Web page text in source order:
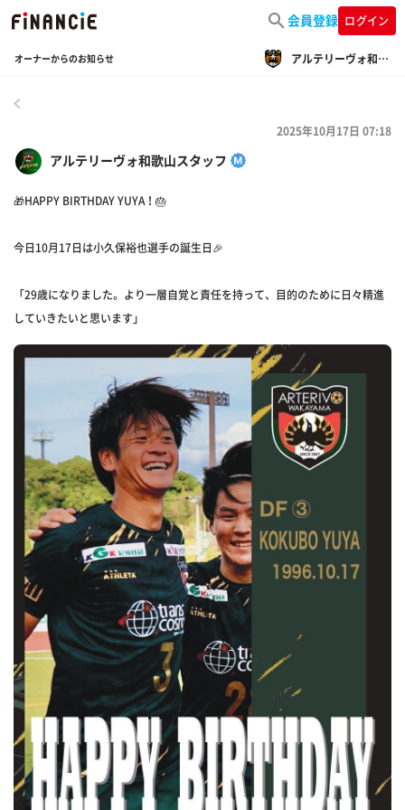
会員登録 ログイン
オーナーからのお知らせ アルテリーヴォ和歌山
アルテリーヴォ和歌山スタッフ
2025年10月17日 07:18
🎁HAPPY BIRTHDAY YUYA！🎂
今日10月17日は小久保裕也選手の誕生日🎉
「29歳になりました。より一層自覚と責任を持って、目的のために日々精進
していきたいと思います」